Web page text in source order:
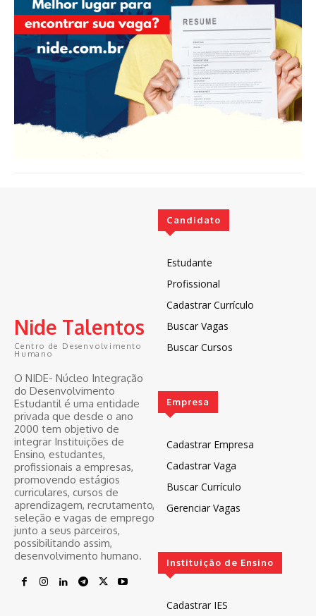
Nide Talentos
Centro de Desenvolvimento
Humano
O NIDE- Núcleo Integração
do Desenvolvimento
Estudantil é uma entidade
privada que desde o ano
2000 tem objetivo de
integrar Instituições de
Ensino, estudantes,
profissionais a empresas,
promovendo estágios
curriculares, cursos de
aprendizagem, recrutamento,
seleção e vagas de emprego
junto a seus parceiros,
possibilitando assim,
desenvolvimento humano.
Candidato
Estudante
Profissional
Cadastrar Currículo
Buscar Vagas
Buscar Cursos
Empresa
Cadastrar Empresa
Cadastrar Vaga
Buscar Currículo
Gerenciar Vagas
Instituição de Ensino
Cadastrar IES